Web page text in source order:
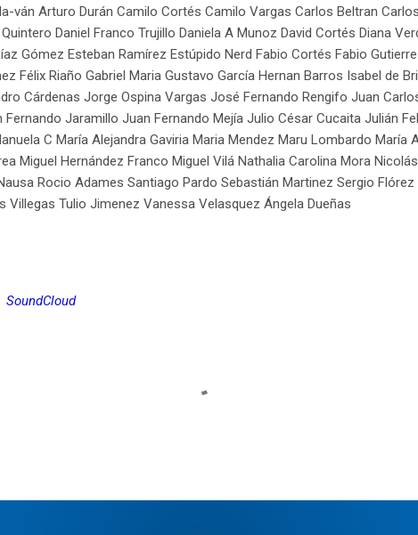
ván Arturo Durán Camilo Cortés Camilo Vargas Carlos Beltran
Daniel Franco Trujillo Daniela A Munoz David Cortés Diana
Gómez Esteban Ramírez Estúpido Nerd Fabio Cortés Fabio
Félix Riaño Gabriel Maria Gustavo García Hernan Barros Isabel de
Cárdenas Jorge Ospina Vargas José Fernando Rengifo Juan
Jaramillo Juan Fernando Mejía Julio César Cucaita Julián
C María Alejandra Gaviria Maria Mendez Maru Lombardo María
Miguel Hernández Franco Miguel Vilá Nathalia Carolina Mora
Rocio Adames Santiago Pardo Sebastián Martinez Sergio
Villegas Tulio Jimenez Vanessa Velasquez Ángela Dueñas
SoundCloud